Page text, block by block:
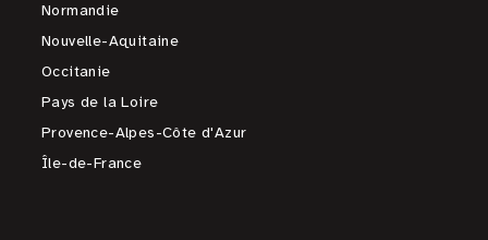
Normandie
Nouvelle-Aquitaine
Occitanie
Pays de la Loire
Provence-Alpes-Côte d'Azur
Île-de-France